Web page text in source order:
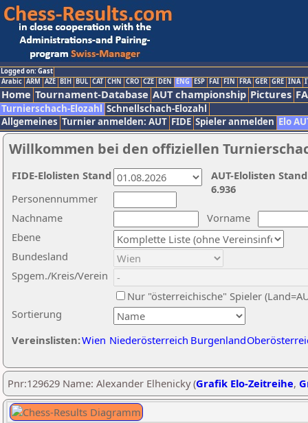
Logged on: Gast
Arabic ARM AZE BIH BUL CAT CHN CRO CZE DEN ENG ESP FAI FIN FRA GER GRE INA
Home Tournament-Database AUT championship Pictures
Turnierschach-Elozahl Schnellschach-Elozahl
Allgemeines Turnier anmelden: AUT FIDE Spieler anmelden Elo
Willkommen bei den offiziellen
Nachname
Vorname
Ebene
Sortierung
Personennummer
Bundesland
Spgem./Kreis/Verein
Nur "österreichische" Spieler
Vereinslisten:Wien Niederösterreich Burgenland
AUT-Elolisten
6.936
FIDE-Elolisten Stand
Pnr:129629 Name: Alexander Elhenicky (Grafik Elo-Zeitreihe,